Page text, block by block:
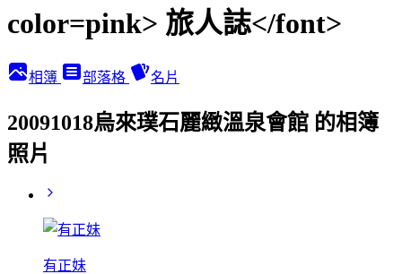
color=pink> 旅人誌</font>
相簿 部落格 名片
20091018烏來璞石麗緻溫泉會館 的相簿
照片
有正妹